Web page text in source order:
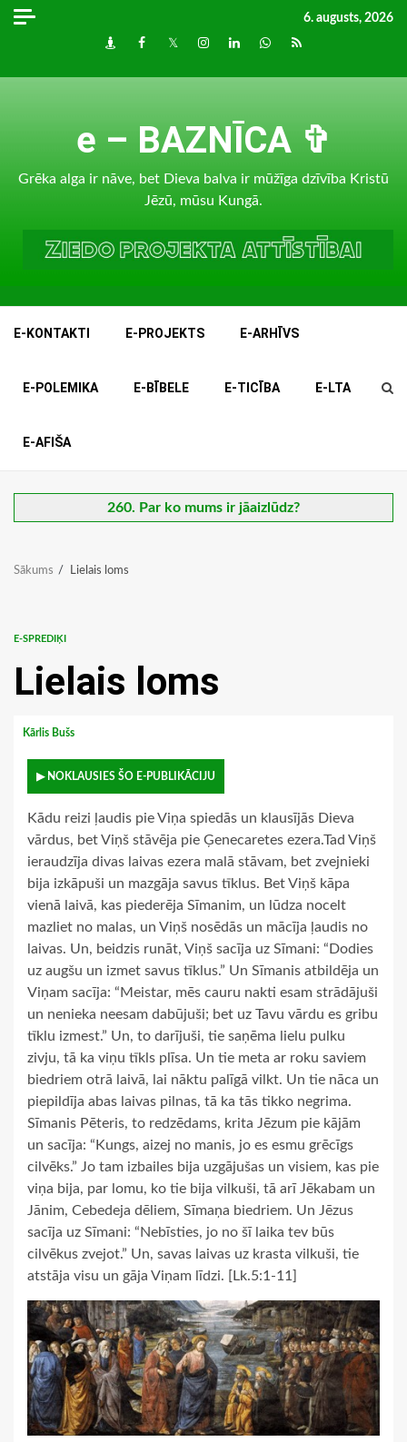
Skip
6. augusts, 2026
DraugiemFacebook
TwitterInstagram
LinkedInwhatsapp
RSS
e – BAZNĪCA ✞
Grēka alga ir nāve, bet Dieva balva ir mūžīga dzīvība Kristū
Jēzū, mūsu Kungā.
E-KONTAKTI E-PROJEKTS E-ARHĪVS
E-POLEMIKA E-BĪBELE E-TICĪBA E-LTA
E-AFIŠA
260. Par ko mums ir jāaizlūdz?
Sākums Lielais loms
E-SPREDIĶI
Lielais loms
Kārlis Bušs
▶ NOKLAUSIES ŠO E-PUBLIKĀCIJU
Kādu reizi ļaudis pie Viņa spiedās un klausījās Dieva
vārdus, bet Viņš stāvēja pie Ģenecaretes ezera.Tad Viņš
ieraudzīja divas laivas ezera malā stāvam, bet zvejnieki
bija izkāpuši un mazgāja savus tīklus. Bet Viņš kāpa
vienā laivā, kas piederēja Sīmanim, un lūdza nocelt
mazliet no malas, un Viņš nosēdās un mācīja ļaudis no
laivas. Un, beidzis runāt, Viņš sacīja uz Sīmani: “Dodies
uz augšu un izmet savus tīklus.” Un Sīmanis atbildēja un
Viņam sacīja: “Meistar, mēs cauru nakti esam strādājuši
un nenieka neesam dabūjuši; bet uz Tavu vārdu es gribu
tīklu izmest.” Un, to darījuši, tie saņēma lielu pulku
zivju, tā ka viņu tīkls plīsa. Un tie meta ar roku saviem
biedriem otrā laivā, lai nāktu palīgā vilkt. Un tie nāca un
piepildīja abas laivas pilnas, tā ka tās tikko negrima.
Sīmanis Pēteris, to redzēdams, krita Jēzum pie kājām
un sacīja: “Kungs, aizej no manis, jo es esmu grēcīgs
cilvēks.” Jo tam izbailes bija uzgājušas un visiem, kas pie
viņa bija, par lomu, ko tie bija vilkuši, tā arī Jēkabam un
Jānim, Cebedeja dēliem, Sīmaņa biedriem. Un Jēzus
sacīja uz Sīmani: “Nebīsties, jo no šī laika tev būs
cilvēkus zvejot.” Un, savas laivas uz krasta vilkuši, tie
atstāja visu un gāja Viņam līdzi. [Lk.5:1-11]